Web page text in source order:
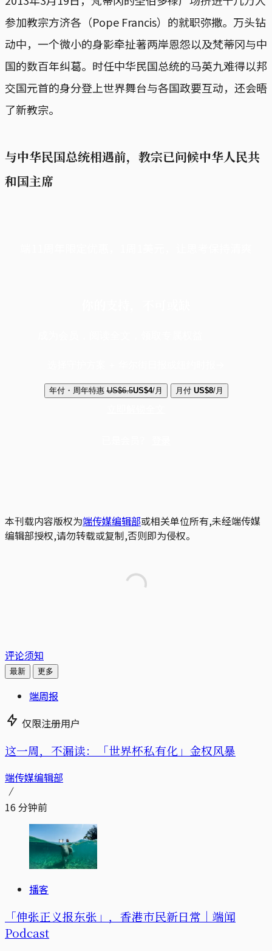
参加教宗方济各（Pope Francis）的就职弥撒。万头钻
动中，一个微小的身影牵扯著两岸恩怨以及梵蒂冈与中
国的数百年纠葛。时任中华民国总统的马英九难得以邦
交国元首的身分登上世界舞台与各国政要互动，还会晤
了新教宗。
与中华民国总统相遇前，教宗已问候中华人民共
和国主席
年付・周年特惠 US$6.5US$4/月 月付 US$8/月
本刊载内容版权为端传媒编辑部或相关单位所有,未经端传媒
编辑部授权,请勿转载或复制,否则即为侵权。
评论须知
最新 更多
端周报
仅限注册用户
这一周，不漏读：「世界杯私有化」金权风暴
端传媒编辑部
16 分钟前
播客
「伸张正义报东张」，香港市民新日常｜端闻
Podcast